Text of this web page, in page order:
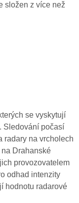
složen z více než
se vyskytují
Sledování počasí
radary na vrcholech
Drahanské
provozovatelem
odhad intenzity
hodnotu radarové